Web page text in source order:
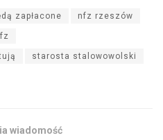
zapłacone nfz rzeszów
starosta stalowowolski
wiadomość